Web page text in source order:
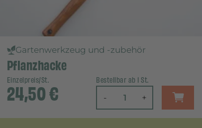
Gartenwerkzeug und -zubehör
Pflanzhacke
Einzelpreis/St.
24,50€
Bestellbar ab 1 St.
- +